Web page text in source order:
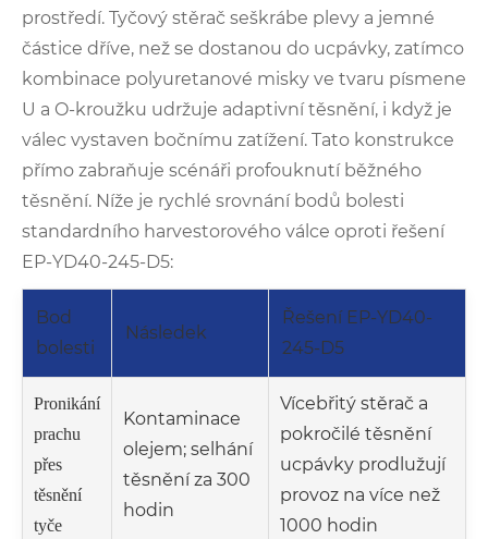
prostředí. Tyčový stěrač seškrábe plevy a jemné
částice dříve, než se dostanou do ucpávky, zatímco
kombinace polyuretanové misky ve tvaru písmene
U a O-kroužku udržuje adaptivní těsnění, i když je
válec vystaven bočnímu zatížení. Tato konstrukce
přímo zabraňuje scénáři profouknutí běžného
těsnění. Níže je rychlé srovnání bodů bolesti
standardního harvestorového válce oproti řešení
EP-YD40-245-D5:
Bod
bolesti
Následek
Řešení EP-YD40-
245-D5
Pronikání
prachu
přes
těsnění
tyče
Kontaminace
olejem; selhání
těsnění za 300
hodin
Vícebřitý stěrač a
pokročilé těsnění
ucpávky prodlužují
provoz na více než
1000 hodin